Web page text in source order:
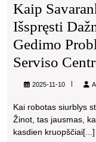
dažniausias
robotų
siurblių
problemas
Šiauliuose
serviso
centro
Kaip
Išspręsti
Gedimo
Serviso
2025-11-10
Kai robotas siurblys staiga tampa tik brangiu interjero akcentu
Žinot, tas jausmas,
kasdien kruopščiai[...]